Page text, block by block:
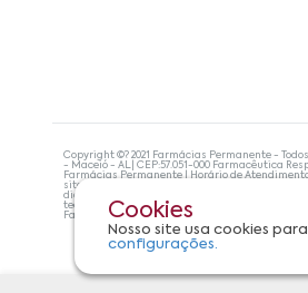
Cookies
Nosso site usa cookies
configurações.
Copyright ©? 2021 Farmácias Permanente - Todos
- Maceió - AL| CEP:57.051-000 Farmacêutica
Farmácias Permanente | Horário de
site não devem ser utilizadas para
diagnosticar problemas de saúde e prescrever
tecnologias mais avançadas de proteção de
Farmácias Permanente. Todos os pedidos